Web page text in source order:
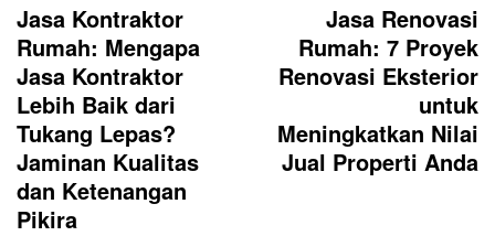
Jasa Kontraktor
Rumah: Mengapa
Jasa Kontraktor
Lebih Baik dari
Tukang Lepas?
Jaminan Kualitas
dan Ketenangan
Pikira
Jasa Renovasi
Rumah: 7 Proyek
Renovasi Eksterior
untuk
Meningkatkan Nilai
Jual Properti Anda